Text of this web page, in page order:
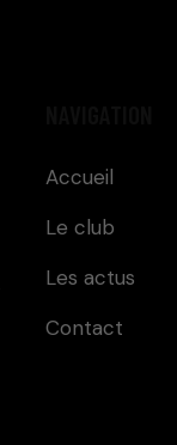
Accueil
Le club
Les actus
Contact